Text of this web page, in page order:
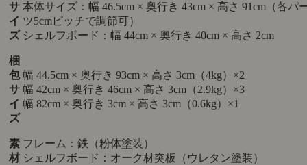
サ
イ
ズ
本体サイズ：幅 46.5cm × 奥行き 43cm × 高さ 91cm（各パ
ツ5cmピッチで調節可）
シェルフボード：幅 44cm × 奥行き 40cm × 高さ 2cm
梱
包
サ
イ
ズ
幅 44.5cm × 奥行き 93cm × 高さ 3cm（4kg）×2
幅 42cm × 奥行き 46cm × 高さ 3cm（2.9kg）×3
幅 82cm × 奥行き 3cm × 高さ 3cm（0.6kg）×1
素
材
フレーム：鉄（粉体塗装）
シェルフボード：オーク材突板（ウレタン塗装）